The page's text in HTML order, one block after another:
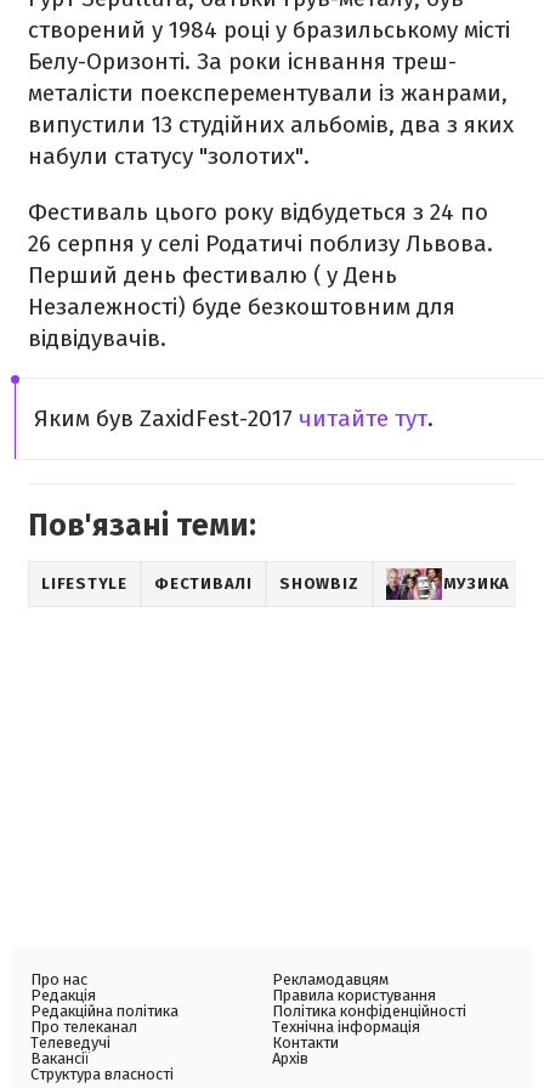
створений у 1984 році у бразильському місті
Белу-Оризонті. За роки існвання треш-
металісти поексперементували із жанрами,
випустили 13 студійних альбомів, два з яких
набули статусу "золотих".
Фестиваль цього року відбудеться з 24 по
26 серпня у селі Родатичі поблизу Львова.
Перший день фестивалю ( у День
Незалежності) буде безкоштовним для
відвідувачів.
Яким був ZaxidFest-2017 читайте тут.
Пов'язані теми:
LIFESTYLE ФЕСТИВАЛІ SHOWBIZ МУЗИКА
Про нас
Редакція
Редакційна політика
Про телеканал
Телеведучі
Вакансії
Структура власності
Рекламодавцям
Правила користування
Політика конфіденційності
Технічна інформація
Контакти
Архів